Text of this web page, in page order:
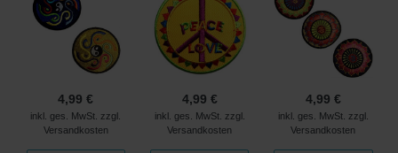
4,99 €
inkl. ges. MwSt. zzgl.
Versandkosten
4,99 €
inkl. ges. MwSt. zzgl.
Versandkosten
4,99 €
inkl. ges. MwSt. zzgl.
Versandkosten